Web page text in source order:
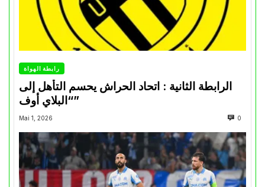
رابطة الهواة
الرابطة الثانية : اتحاد الحراش يحسم التأهل إلى
“البلاي أوف”
Mai 1, 2026 0